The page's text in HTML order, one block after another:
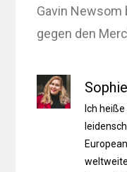
Gavin Newsom
gegen den
Ich